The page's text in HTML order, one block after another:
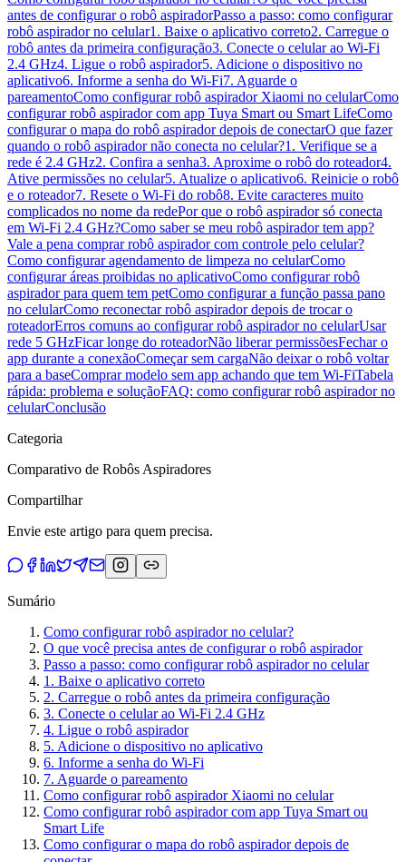
antes de configurar o robô aspiradorPasso a passo: como configurar
robô aspirador no celular1. Baixe o aplicativo correto2. Carregue o
robô antes da primeira configuração3. Conecte o celular ao Wi-Fi
2.4 GHz4. Ligue o robô aspirador5. Adicione o dispositivo no
aplicativo6. Informe a senha do Wi-Fi7. Aguarde o
pareamentoComo configurar robô aspirador Xiaomi no celularComo
configurar robô aspirador com app Tuya Smart ou Smart LifeComo
configurar o mapa do robô aspirador depois de conectarO que fazer
quando o robô aspirador não conecta no celular?1. Verifique se a
rede é 2.4 GHz2. Confira a senha3. Aproxime o robô do roteador4.
Ative permissões no celular5. Atualize o aplicativo6. Reinicie o robô
e o roteador7. Resete o Wi-Fi do robô8. Evite caracteres muito
complicados no nome da redePor que o robô aspirador só conecta
em Wi-Fi 2.4 GHz?Como saber se meu robô aspirador tem app?
Vale a pena comprar robô aspirador com controle pelo celular?
Como configurar agendamento de limpeza no celularComo
configurar áreas proibidas no aplicativoComo configurar robô
aspirador para quem tem petComo configurar a função passa pano
no celularComo reconectar robô aspirador depois de trocar o
roteadorErros comuns ao configurar robô aspirador no celularUsar
rede 5 GHzFicar longe do roteadorNão liberar permissõesFechar o
app durante a conexãoComeçar sem cargaNão deixar o robô voltar
para a baseComprar modelo sem app achando que tem Wi-FiTabela
rápida: problema e soluçãoFAQ: como configurar robô aspirador no
celularConclusão
Categoria
Comparativo de Robôs Aspiradores
Compartilhar
Envie este artigo para quem precisa.
Sumário
Como configurar robô aspirador no celular?
O que você precisa antes de configurar o robô aspirador
Passo a passo: como configurar robô aspirador no celular
1. Baixe o aplicativo correto
2. Carregue o robô antes da primeira configuração
3. Conecte o celular ao Wi-Fi 2.4 GHz
4. Ligue o robô aspirador
5. Adicione o dispositivo no aplicativo
6. Informe a senha do Wi-Fi
7. Aguarde o pareamento
Como configurar robô aspirador Xiaomi no celular
Como configurar robô aspirador com app Tuya Smart ou
Smart Life
Como configurar o mapa do robô aspirador depois de